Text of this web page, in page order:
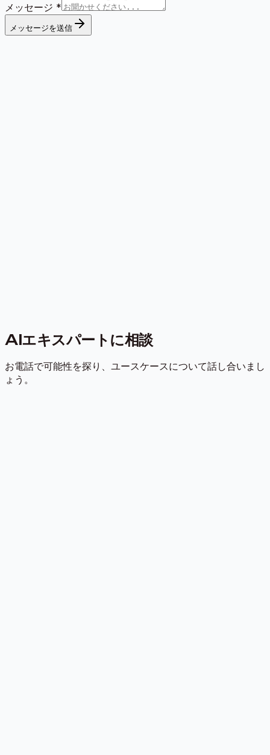
メッセージ *
メッセージを送信
AIエキスパートに相談
お電話で可能性を探り、ユースケースについて話し合いまし
ょう。